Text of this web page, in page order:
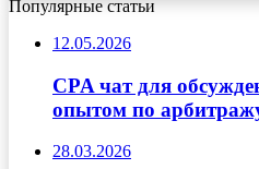
Популярные статьи
12.05.2026
CPA чат для
опытом по
28.03.2026